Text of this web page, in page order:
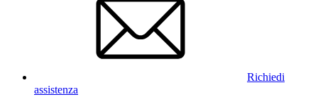
Richiedi
assistenza